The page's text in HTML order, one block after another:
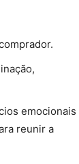
emocionais
reunir a